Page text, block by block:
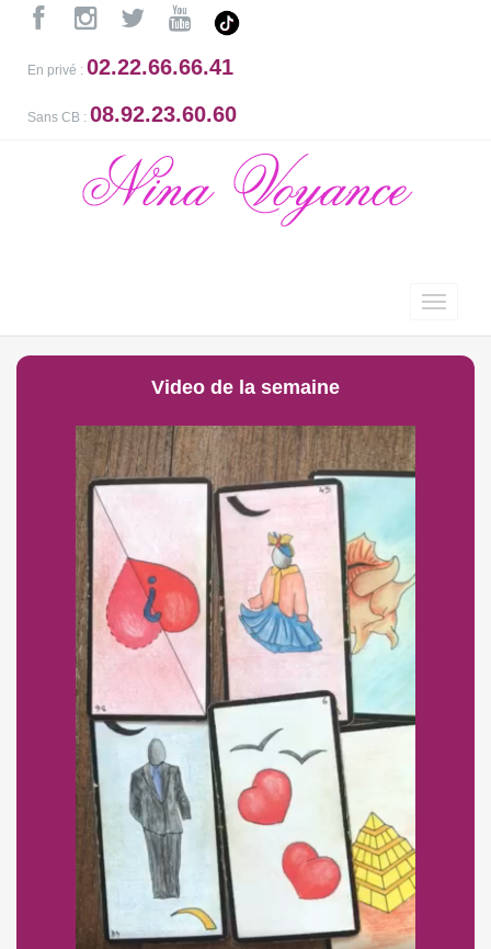
En privé : 02.22.66.66.41
Sans CB : 08.92.23.60.60
Video de la semaine